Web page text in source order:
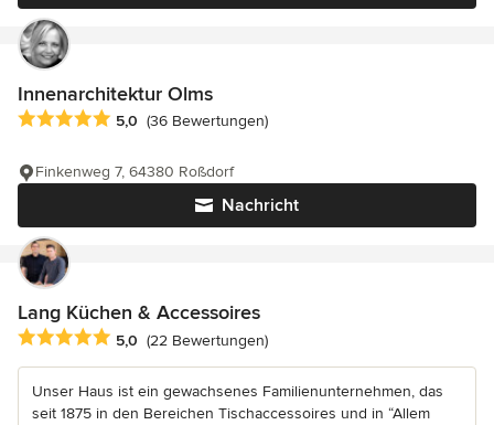
Innenarchitektur Olms
Durchschnittliche Bewertung: 5 von 5 Sternen
5,0 (36 Bewertungen)
Nachricht
Finkenweg 7, 64380 Roßdorf
Lang Küchen & Accessoires
Durchschnittliche Bewertung: 5 von 5 Sternen
5,0 (22 Bewertungen)
Unser Haus ist ein gewachsenes Familienunternehmen, das
seit 1875 in den Bereichen Tischaccessoires und in “Allem